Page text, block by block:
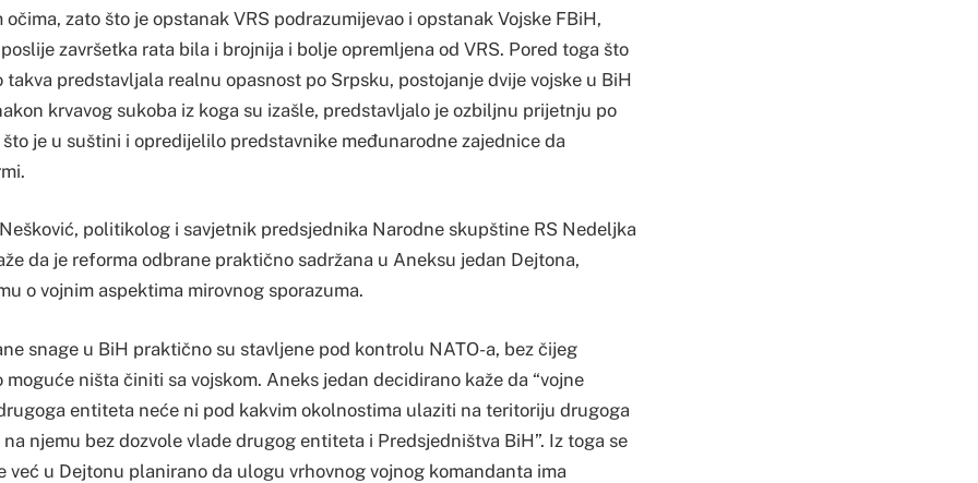
zato što je opstanak VRS podrazumijevao i opstanak Vojske FBiH,
završetka rata bila i brojnija i bolje opremljena od VRS. Pored toga što
takva predstavljala realnu opasnost po Srpsku, postojanje dvije vojske u BiH
krvavog sukoba iz koga su izašle, predstavljalo je ozbiljnu prijetnju po
što je u suštini i opredijelilo predstavnike međunarodne zajednice da
politikolog i savjetnik predsjednika Narodne skupštine RS Nedeljka
da je reforma odbrane praktično sadržana u Aneksu jedan Dejtona,
o vojnim aspektima mirovnog sporazuma.
snage u BiH praktično su stavljene pod kontrolu NATO-a, bez čijeg
ništa činiti sa vojskom. Aneks jedan decidirano kaže da “vojne
entiteta neće ni pod kakvim okolnostima ulaziti na teritoriju drugoga
njemu bez dozvole vlade drugog entiteta i Predsjedništva BiH”. Iz toga se
već u Dejtonu planirano da ulogu vrhovnog vojnog komandanta ima